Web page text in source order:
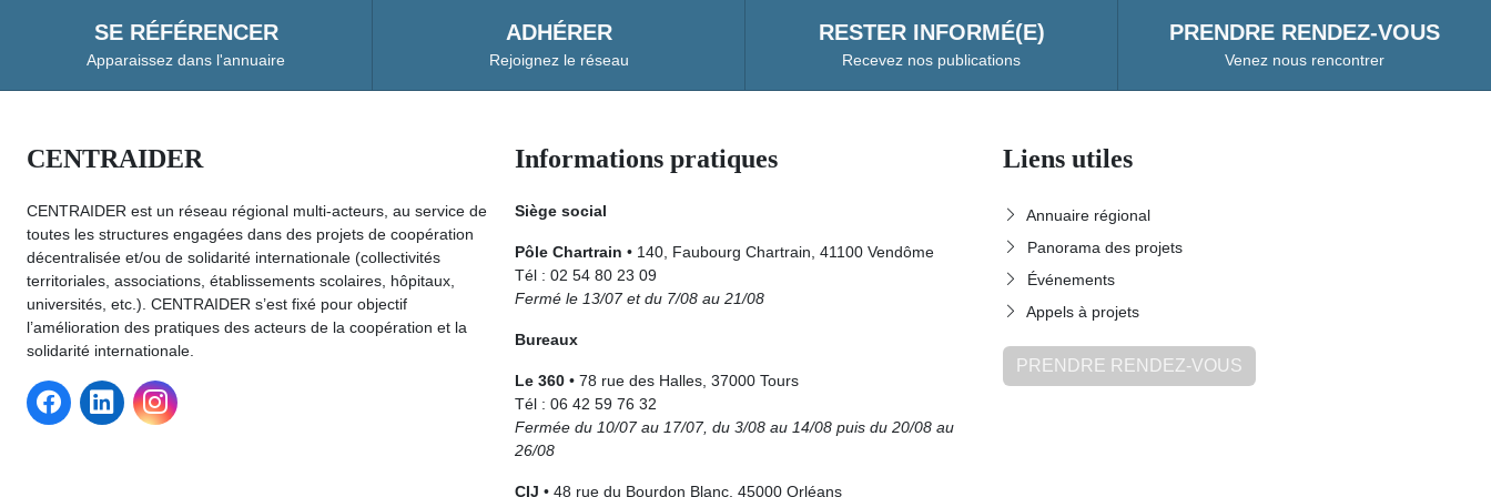
SE RÉFÉRENCER
Apparaissez dans l'annuaire
ADHÉRER
Rejoignez le réseau
RESTER INFORMÉ(E)
Recevez nos publications
PRENDRE RENDEZ-VOUS
Venez nous rencontrer
CENTRAIDER
CENTRAIDER est un réseau régional multi-acteurs, au service de
toutes les structures engagées dans des projets de coopération
décentralisée et/ou de solidarité internationale (collectivités
territoriales, associations, établissements scolaires, hôpitaux,
universités, etc.). CENTRAIDER s’est fixé pour objectif
l’amélioration des pratiques des acteurs de la coopération et la
solidarité internationale.
Informations pratiques
Siège social
Pôle Chartrain • 140, Faubourg Chartrain, 41100 Vendôme
Tél : 02 54 80 23 09
Fermé le 13/07 et du 7/08 au 21/08
Bureaux
Le 360 • 78 rue des Halles, 37000 Tours
Tél : 06 42 59 76 32
Fermée du 10/07 au 17/07, du 3/08 au 14/08 puis du 20/08 au
26/08
CIJ • 48 rue du Bourdon Blanc, 45000 Orléans
Liens utiles
Annuaire régional
Panorama des projets
Événements
Appels à projets
PRENDRE RENDEZ-VOUS